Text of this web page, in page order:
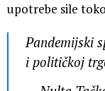
upotrebe sile
Pandemijski
i političkoj